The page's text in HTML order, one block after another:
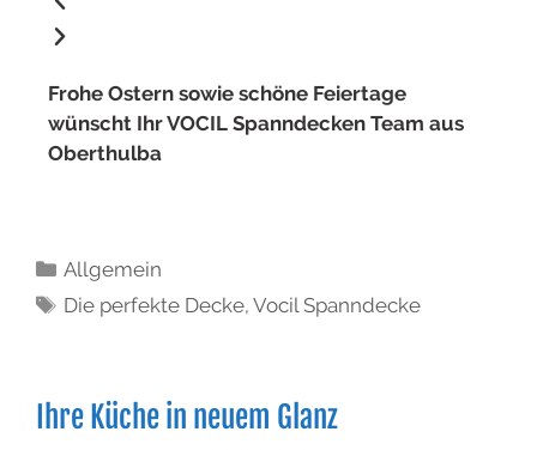
Frohe Ostern sowie schöne Feiertage
wünscht Ihr VOCIL Spanndecken Team aus
Oberthulba
Allgemein
Die perfekte Decke,Vocil Spanndecke
Ihre Küche in neuem Glanz